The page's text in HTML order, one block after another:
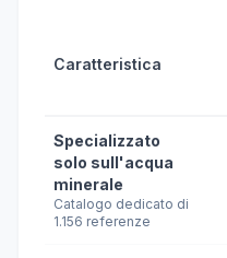
Caratteristica
Specializzato
solo sull'acqua
minerale
Catalogo dedicato di
1.156 referenze